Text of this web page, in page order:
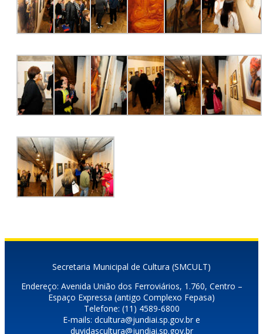
Secretaria Municipal de Cultura (SMCULT)
Endereço: Avenida União dos Ferroviários, 1.760, Centro –
Espaço Expressa (antigo Complexo Fepasa)
Telefone: (11) 4589-6800
E-mails: dcultura@jundiai.sp.gov.br e
duvidascultura@jundiai.sp.gov.br